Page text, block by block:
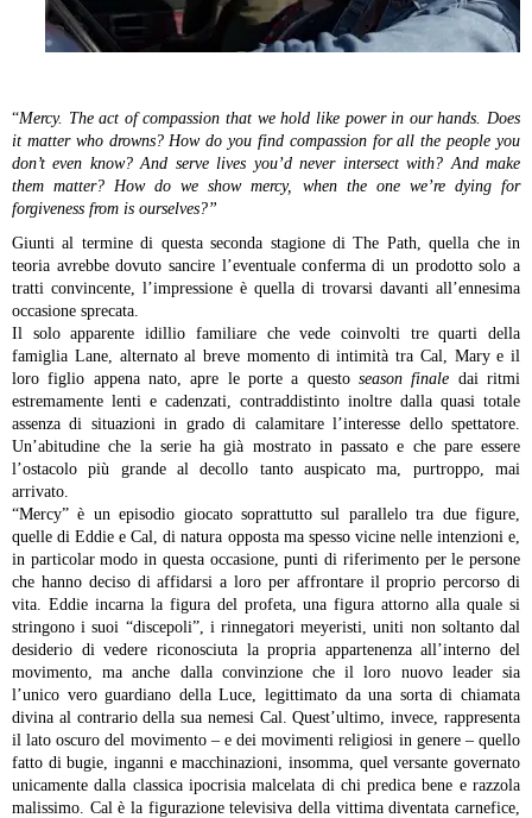
“Mercy. The act of compassion that we hold like power in our hands. Does
it matter who drowns? How do you find compassion for all the people you
don’t even know? And serve lives you’d never intersect with? And make
them matter? How do we show mercy, when the one we’re dying for
forgiveness from is ourselves?”
Giunti al termine di questa seconda stagione di The Path, quella che in
teoria avrebbe dovuto sancire l’eventuale conferma di un prodotto solo a
tratti convincente, l’impressione è quella di trovarsi davanti all’ennesima
occasione sprecata.
Il solo apparente idillio familiare che vede coinvolti tre quarti della
famiglia Lane, alternato al breve momento di intimità tra Cal, Mary e il
loro figlio appena nato, apre le porte a questo season finale dai ritmi
estremamente lenti e cadenzati, contraddistinto inoltre dalla quasi totale
assenza di situazioni in grado di calamitare l’interesse dello spettatore.
Un’abitudine che la serie ha già mostrato in passato e che pare essere
l’ostacolo più grande al decollo tanto auspicato ma, purtroppo, mai
arrivato.
“Mercy” è un episodio giocato soprattutto sul parallelo tra due figure,
quelle di Eddie e Cal, di natura opposta ma spesso vicine nelle intenzioni e,
in particolar modo in questa occasione, punti di riferimento per le persone
che hanno deciso di affidarsi a loro per affrontare il proprio percorso di
vita. Eddie incarna la figura del profeta, una figura attorno alla quale si
stringono i suoi “discepoli”, i rinnegatori meyeristi, uniti non soltanto dal
desiderio di vedere riconosciuta la propria appartenenza all’interno del
movimento, ma anche dalla convinzione che il loro nuovo leader sia
l’unico vero guardiano della Luce, legittimato da una sorta di chiamata
divina al contrario della sua nemesi Cal. Quest’ultimo, invece, rappresenta
il lato oscuro del movimento – e dei movimenti religiosi in genere – quello
fatto di bugie, inganni e macchinazioni, insomma, quel versante governato
unicamente dalla classica ipocrisia malcelata di chi predica bene e razzola
malissimo. Cal è la figurazione televisiva della vittima diventata carnefice,